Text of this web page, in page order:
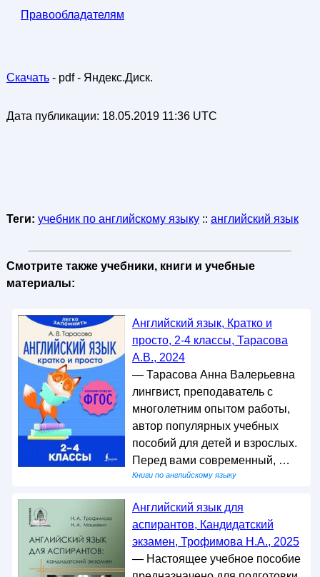
Правообладателям
Скачать- pdf - Яндекс.Диск.
Дата публикации: 18.05.2019 11:36 UTC
Теги: учебник по английскому языку:: английский язык
Смотрите также учебники, книги и учебные
материалы:
Английский язык, Кратко и
просто, 2-4 классы, Тарасова
А.В., 2024
— Тарасова Анна Валерьевна
лингвист, преподаватель с
многолетним опытом работы,
автор популярных учебных
пособий для детей и взрослых.
Перед вами современный, …
Книги по английскому языку
Английский язык для
аспирантов, Кандидатский
экзамен, Трофимова Н.А., 2025
— Настоящее учебное пособие